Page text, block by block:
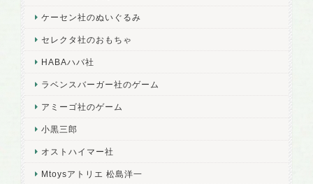
ケーセン社のぬいぐるみ
セレクタ社のおもちゃ
HABAハバ社
ラベンスバーガー社のゲーム
アミーゴ社のゲーム
小黒三郎
オストハイマー社
Mtoysアトリエ 松島洋一